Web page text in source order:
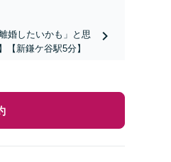
婚したいかも」と思
新鎌ケ谷駅5分】